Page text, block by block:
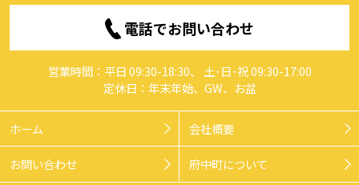
電話でお問い合わせ
営業時間：平日 09:30-18:30、 土･日･祝 09:30-17:00
定休日：年末年始、GW、お盆
ホーム 会社概要
お問い合わせ 府中町について